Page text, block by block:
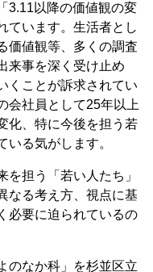
3.11以降の価値観の変
ています。生活者とし
価値観等、多くの調査
来事を深く受け止め
くことが訴求されてい
会社員として25年以上
化、特に今後を担う若
いる気がします。
を担う「若い人たち」
なる考え方、視点に基
必要に迫られているの
のなか科」を杉並区立